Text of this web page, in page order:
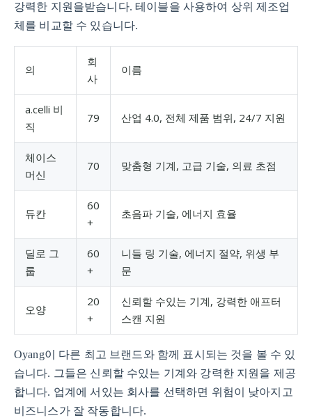
강력한 지원을받습니다. 테이블을 사용하여 상위 제조업
체를 비교할 수 있습니다.
의
회
사
이름
a.celli 비
직
79 산업 4.0, 전체 제품 범위, 24/7 지원
체이스
머신
70 맞춤형 기계, 고급 기술, 의료 초점
듀칸
60
+
초음파 기술, 에너지 효율
딜로 그
룹
60
+
니들 링 기술, 에너지 절약, 위생 부
문
오양
20
+
신뢰할 수있는 기계, 강력한 애프터
스캔 지원
Oyang이 다른 최고 브랜드와 함께 표시되는 것을 볼 수 있
습니다. 그들은 신뢰할 수있는 기계와 강력한 지원을 제공
합니다. 업계에 서있는 회사를 선택하면 위험이 낮아지고
비즈니스가 잘 작동합니다.